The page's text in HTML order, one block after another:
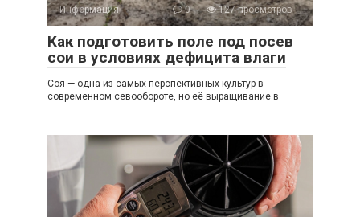
Информация 0 127 просмотров
Как подготовить поле под посев
сои в условиях дефицита влаги
Соя — одна из самых перспективных культур в
современном севообороте, но её выращивание в